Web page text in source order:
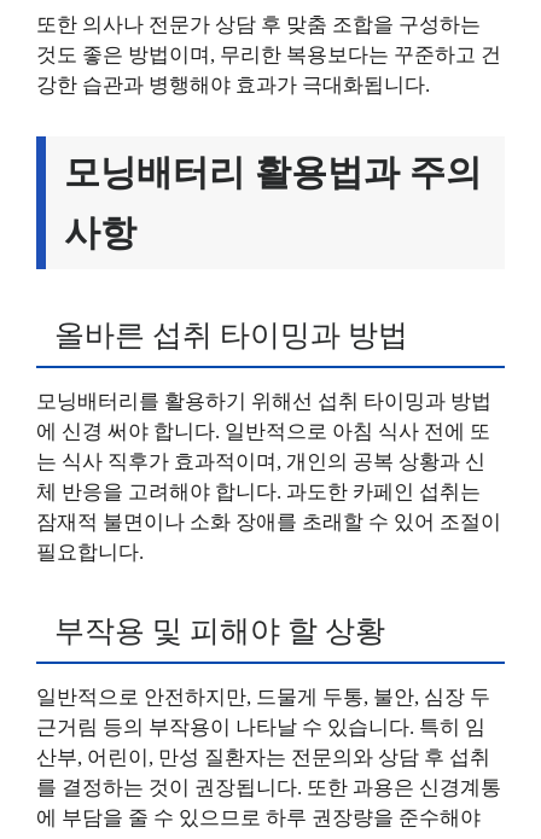
또한 의사나 전문가 상담 후 맞춤 조합을 구성하는
것도 좋은 방법이며, 무리한 복용보다는 꾸준하고 건
강한 습관과 병행해야 효과가 극대화됩니다.
모닝배터리 활용법과 주의
사항
올바른 섭취 타이밍과 방법
모닝배터리를 활용하기 위해선 섭취 타이밍과 방법
에 신경 써야 합니다. 일반적으로 아침 식사 전에 또
는 식사 직후가 효과적이며, 개인의 공복 상황과 신
체 반응을 고려해야 합니다. 과도한 카페인 섭취는
잠재적 불면이나 소화 장애를 초래할 수 있어 조절이
필요합니다.
부작용 및 피해야 할 상황
일반적으로 안전하지만, 드물게 두통, 불안, 심장 두
근거림 등의 부작용이 나타날 수 있습니다. 특히 임
산부, 어린이, 만성 질환자는 전문의와 상담 후 섭취
를 결정하는 것이 권장됩니다. 또한 과용은 신경계통
에 부담을 줄 수 있으므로 하루 권장량을 준수해야